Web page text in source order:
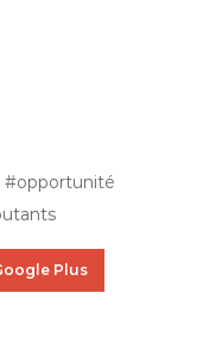
#opportunité
Plus